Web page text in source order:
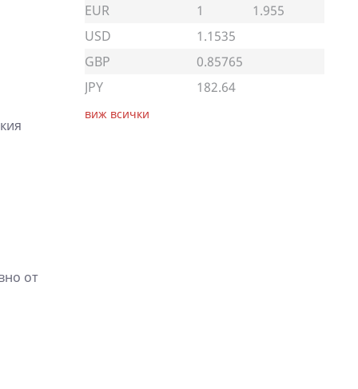
от
EUR 1
1.955
USD
1.1535
GBP
0.85765
JPY
182.64
виж всички